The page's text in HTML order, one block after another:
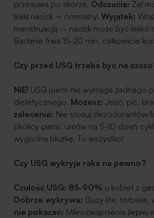
przesuwa po skórze. Odczucia: Żel
lekki nacisk – normalny. Wyjątek:
menstruacją – nacisk może być lekko
Badanie trwa 15-20 min, całkowicie
Czy przed USG trzeba być na
NIE! USG piersi nie wymaga żadnego
dietetycznego. Możesz: Jeść, pić,
zalecenia: Nie stosuj dezodorantów/
okolicy piersi, umów na 5-10 dzień
wygodną bluzkę. To wszystko!
Czy USG wykryje raka na pewno?
Czułość USG: 85-90% u kobiet z
Dobrze wykrywa: Guzy lite, torbiele,
nie pokazać: Mikrozwapnienia (lepiej